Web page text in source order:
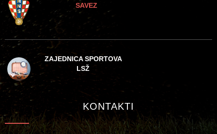
SAVEZ
ZAJEDNICA SPORTOVA
LSŽ
KONTAKTI